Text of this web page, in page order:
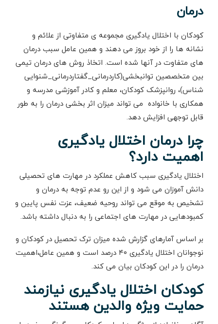
درمان
کودکان با اختلال یادگیری مجموعه ی متفاوتی از علائم و
نشانه ها را از خود بروز می دهند و همین عامل سبب درمان
های متفاوت در آنها شده است. اتخاذ روش های درمان تیمی
بین متخصصین توانبخشی(کاردرمانی_گفتاردرمانی_شنوایی
شناس)، روانپزشک کودکان، معلم و کادر آموزشی مدرسه و
همکاری با خانواده می تواند میزان اثر بخشی درمان را به طور
قابل توجهی افزایش دهد.
چرا درمان اختلال یادگیری
اهمیت دارد؟
اختلال یادگیری سبب کاهش عملکرد در مهارت های تحصیلی
دانش آموزان می شود و از این رو عدم توجه به درمان و
تشخیص به موقع می تواند روحیه ضعیف، عزت نفس پایین و
کمبودهایی در مهارت های اجتماعی را به دنبال داشته باشد.
بر اساس آمارهای گزارش شده میزان ترک تحصیل در کودکان و
نوجوانان اختلال یادگیری ۴۰ درصد است و همین عامل،اهمیت
درمان را در این کودکان بیان می کند.
کودکان اختلال یادگیری نیازمند
حمایت ویژه والدین هستند